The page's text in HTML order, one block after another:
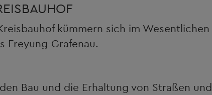
kümmern sich im Wesentlichen
Freyung-Grafenau.
Bau und die Erhaltung von Straßen und